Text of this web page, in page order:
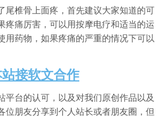
尾椎骨上面疼，首先建议大家知道的可
疼痛厉害，可以用按摩电疗和适当的运
用药物，如果疼痛的严重的情况下可以
接软文合作
平台的认可，以及对我们原创作品以及
位朋友分享到个人站长或者朋友圈，但